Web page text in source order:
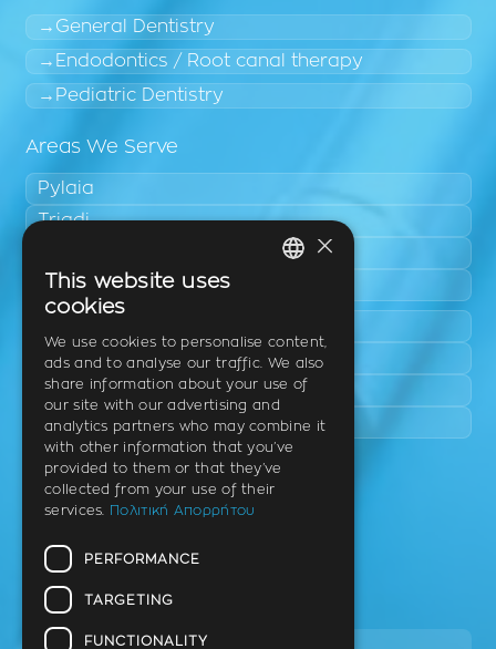
General Dentistry
Endodontics / Root canal therapy
Pediatric Dentistry
Areas We Serve
Pylaia
Triadi
Epanomi
Kalamaria
Panorama
Charilaou
Clinic
Th. Litsa 10 – Tavaki (corner),
Thermi – Thessaloniki
Postal Code 57001
Tel.
2310 46 10 44
ENGLISH
GERMAN
×
This website uses
cookies
We use cookies to personalise content,
ads and to analyse our traffic. We also
share information about your use of
our site with our advertising and
analytics partners who may combine it
with other information that you’ve
provided to them or that they’ve
collected from your use of their
services.
Πολιτική Απορρήτου
PERFORMANCE
TARGETING
FUNCTIONALITY